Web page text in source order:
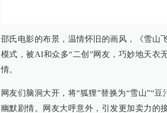
邵氏电影的布景，温情怀旧的画风，《雪山
模式，被AI和众多“二创”网友，巧妙地天衣
情。
网友们脑洞大开，将“狐狸”替换为“雪山”“
幽默剧情。网友大呼意外，引发更加卖力的